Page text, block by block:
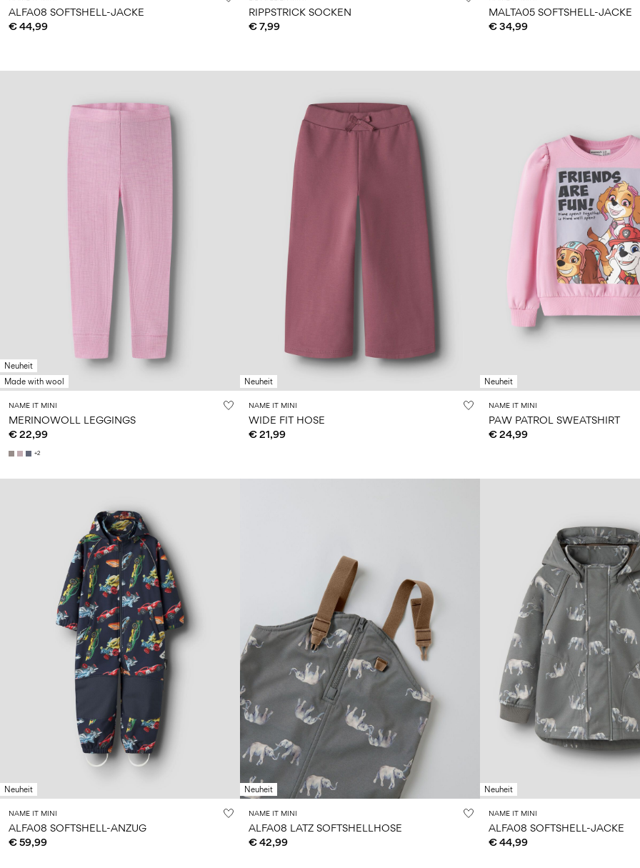
ALFA08 SOFTSHELL-JACKE
€ 44,99
RIPPSTRICK SOCKEN
€ 7,99
MALTA05 SOFTSHELL-JACKE
€ 34,99
Neuheit
Made with wool
NAME IT MINI
MERINOWOLL LEGGINGS
€ 22,99
+2
Neuheit
NAME IT MINI
WIDE FIT HOSE
€ 21,99
Neuheit
NAME IT MINI
PAW PATROL SWEATSHIRT
€ 24,99
Neuheit
NAME IT MINI
ALFA08 SOFTSHELL-ANZUG
€ 59,99
Neuheit
NAME IT MINI
ALFA08 LATZ SOFTSHELLHOSE
€ 42,99
Neuheit
NAME IT MINI
ALFA08 SOFTSHELL-JACKE
€ 44,99